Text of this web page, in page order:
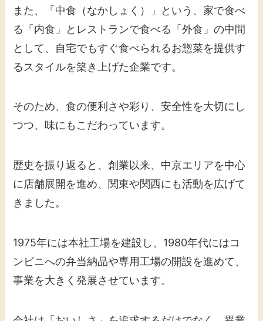
また、「中食（なかしょく）」という、家で食べ
る「内食」とレストランで食べる「外食」の中間
として、自宅でもすぐ食べられるお惣菜を提供す
るスタイルを築き上げた企業です。
そのため、食の便利さや彩り、安全性を大切にし
つつ、味にもこだわっています。
歴史を振り返ると、創業以来、中京エリアを中心
に店舗展開を進め、関東や関西にも活動を広げて
きました。
1975年には本社工場を建設し、1980年代にはコ
ンビニへの弁当納品や専用工場の開設を進めて、
事業を大きく発展させています。